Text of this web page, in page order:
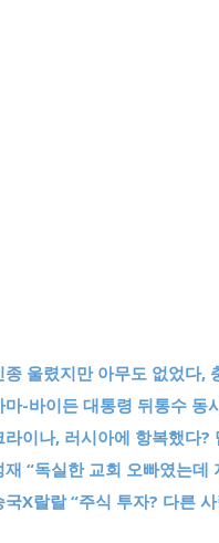
종 울렸지만 아무도 없었다,
마-바이든 대통령 뒤통수 동
라이나, 러시아에 항복했다?
재 “독실한 교회 오빠였는데
국X랄랄 “주식 투자? 다른